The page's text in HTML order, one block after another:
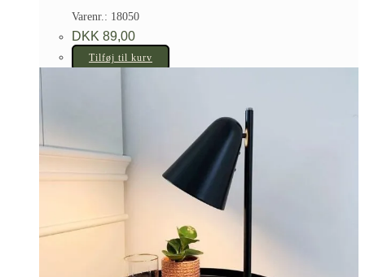
Varenr.: 18050
DKK 89,00
Tilføj til kurv